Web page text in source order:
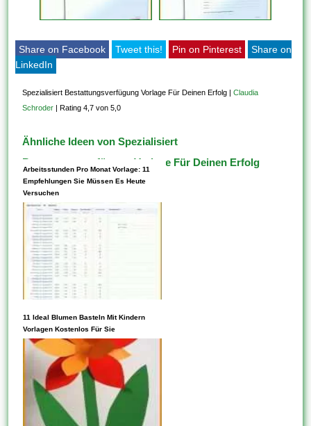
Share on Facebook Tweet this! Pin on Pinterest
Share on
LinkedIn
Spezialisiert Bestattungsverfügung Vorlage Für Deinen Erfolg |Claudia
Schroder |Rating 4,7 von 5,0
Ähnliche Ideen von Spezialisiert
Bestattungsverfügung Vorlage Für Deinen Erfolg
Arbeitsstunden Pro Monat Vorlage: 11
Empfehlungen Sie Müssen Es Heute
Versuchen
Listen Diese Aktivitäten oder
Projekte auf, für die Ebendiese
Vorlagen verwenden möchten,
und wählen Diese dann ein
Projekt aus, um loszulegen.
Vorlagen können mehrere
verschiedene Assets
11 Ideal Blumen Basteln Mit Kindern
Vorlagen Kostenlos Für Sie